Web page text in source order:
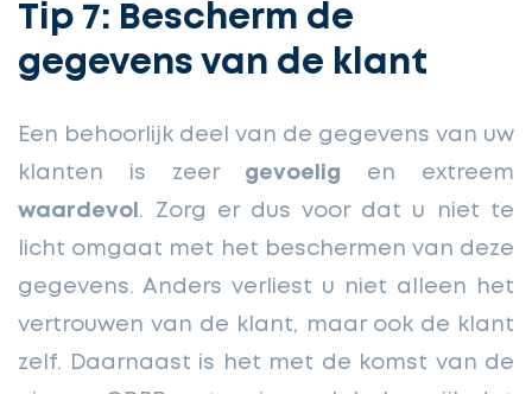
Tip 7: Bescherm de
gegevens van de klant
Een behoorlijk deel van de gegevens van uw
klanten is zeer gevoelig en extreem
waardevol . Zorg er dus voor dat u niet te
licht omgaat met het beschermen van deze
gegevens. Anders verliest u niet alleen het
vertrouwen van de klant, maar ook de klant
zelf. Daarnaast is het met de komst van de